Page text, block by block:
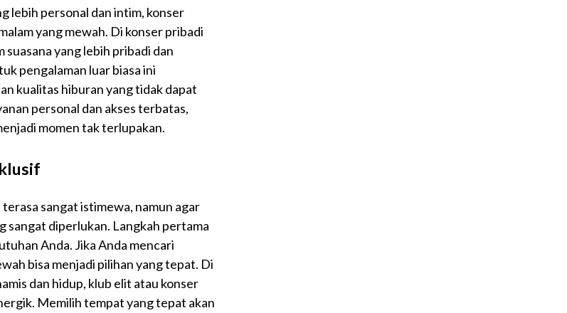
lebih personal dan intim, konser
yang mewah. Di konser pribadi
yang lebih pribadi dan
pengalaman luar biasa ini
kualitas hiburan yang tidak dapat
personal dan akses terbatas,
momen tak terlupakan.
sangat istimewa, namun agar
sangat diperlukan. Langkah pertama
Anda. Jika Anda mencari
bisa menjadi pilihan yang tepat. Di
dan hidup, klub elit atau konser
Memilih tempat yang tepat akan